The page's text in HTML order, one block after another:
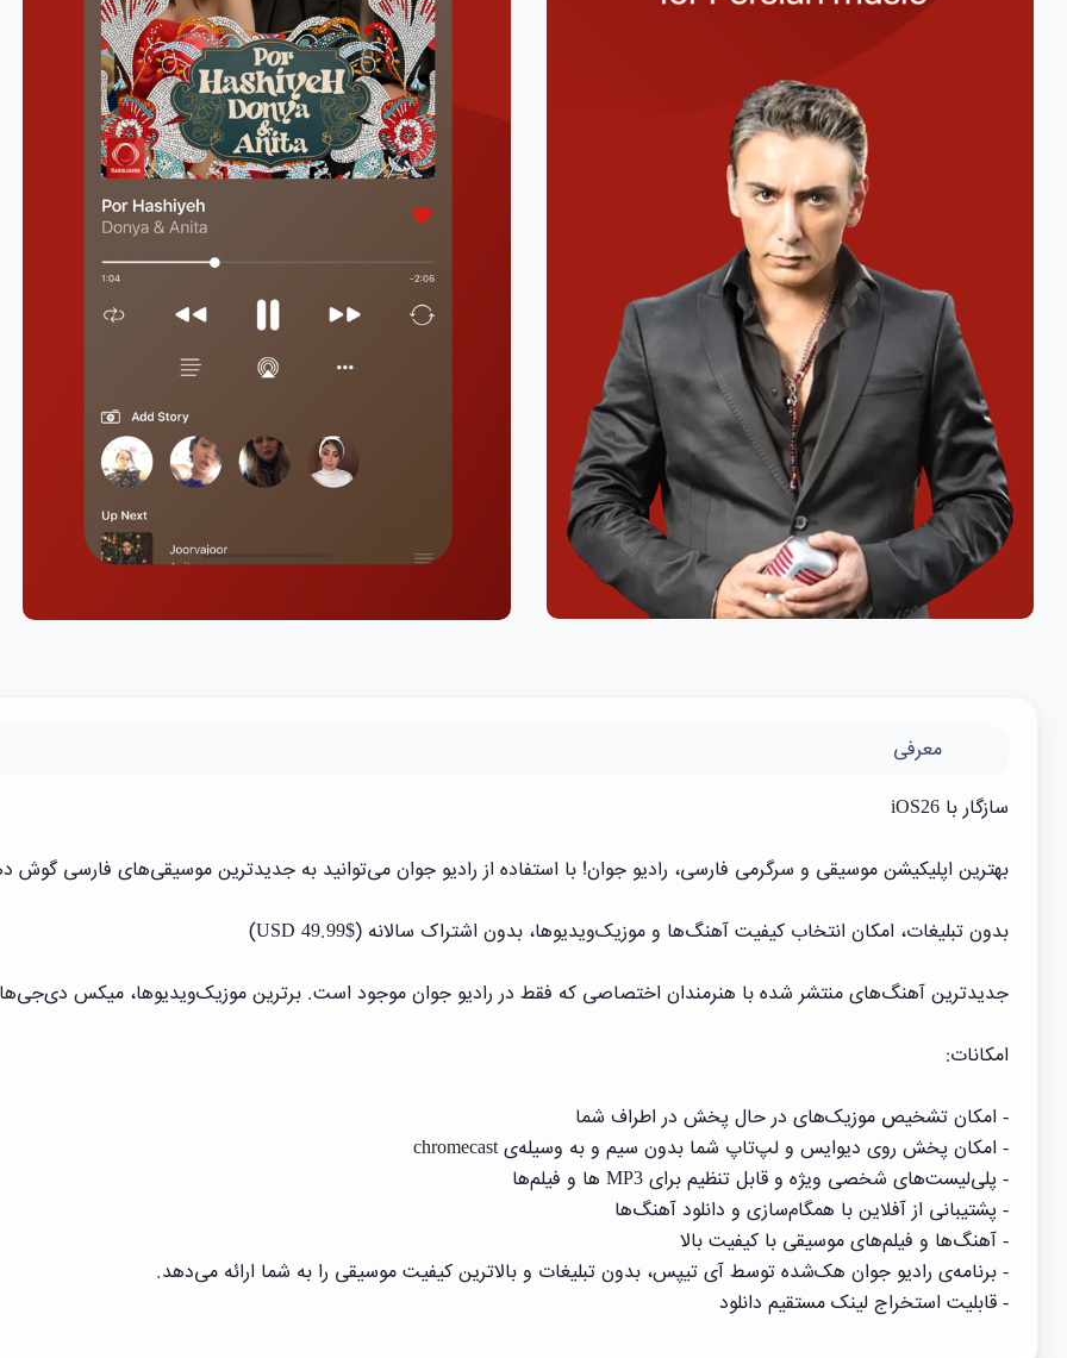
معرفی
سازگار با iOS26
بهترین اپلیکیشن موسیقی و سرگرمی فارسی، رادیو جوان! با استفاده از رادیو جوان می‌توانید به جدیدترین موسیقی‌های فارسی گوش
بدون تبلیغات، امکان انتخاب کیفیت آهنگ‌ها و موزیک‌ویدیوها، بدون اشتراک سالانه ($49.99 USD)
جدیدترین آهنگ‌های منتشر شده با هنرمندان اختصاصی که فقط در رادیو جوان موجود است. برترین موزیک‌ویدیو‌ها، میکس
امکانات:
- امکان تشخیص موزیک‌های در حال پخش در اطراف شما
- امکان پخش روی دیوایس و لپ‌تاپ شما بدون سیم و به وسیله‌ی chromecast
- پلی‌لیست‌های شخصی ویژه و قابل تنظیم برای MP3 ها و فیلم‌ها
- پشتیبانی از آفلاین با همگام‌سازی و دانلود آهنگ‌ها
- آهنگ‌ها و فیلم‌های موسیقی با کیفیت بالا
- برنامه‌ی رادیو جوان هک‌شده توسط آی تیپس، بدون تبلیغات و بالاترین کیفیت موسیقی را به شما ارائه می‌دهد.
- قابلیت استخراج لینک مستقیم دانلود